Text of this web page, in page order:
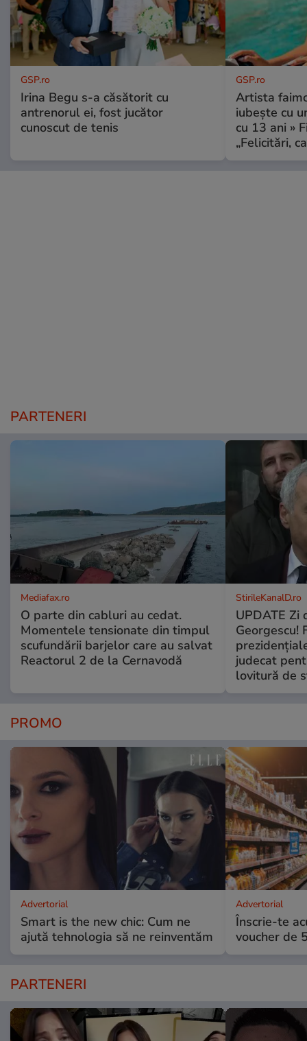
GSP.ro
Irina Begu s-a căsătorit cu
antrenorul ei, fost jucător
cunoscut de tenis
GSP.ro
Artista
iubește cu
cu 13 ani »
„Felicitări,
PARTENERI
Mediafax.ro
O parte din cabluri au cedat.
Momentele tensionate din timpul
scufundării barjelor care au salvat
Reactorul 2 de la Cernavodă
StirileKanalD.ro
UPDATE Zi
Georgescu!
judecat
lovitură de
PROMO
Advertorial
Smart is the new chic: Cum ne
ajută tehnologia să ne reinventăm
Advertorial
Înscrie-te
voucher de
PARTENERI